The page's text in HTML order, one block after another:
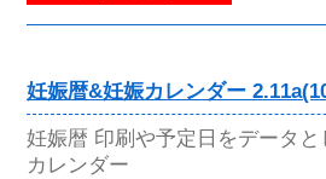
妊娠暦&妊娠カレンダー
妊娠暦 印刷や予定日をデータ
カレンダー